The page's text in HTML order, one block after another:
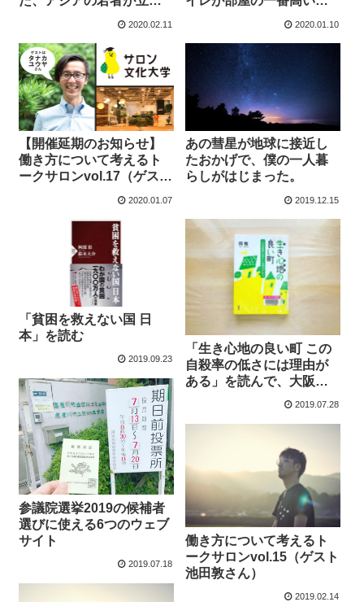
2020.02.11 2020.01.10
【開催延期のお知らせ】
働き方について考えるト
ークサロンvol.17（ゲスト
2020.01.07
あの彗星が地球に接近し
たおかげで、僕の一人暮
らしがはじまった。
2019.12.15
「貧困を救えない国 日
本」を読む
2019.09.23
「生き心地の良い町 この
自殺率の低さには理由が
ある」を読んで、大阪の
投票行動と地域性の関係
2019.07.28
参議院選挙2019の候補者
選びに使える6つのウェブ
サイト
2019.07.18
働き方について考えるト
ークサロンvol.15（ゲスト
池田敦さん）
2019.02.14